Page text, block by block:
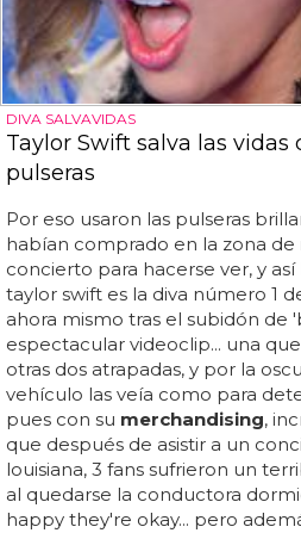
DIVA SALVAVIDAS
Taylor Swift salva las vidas
pulseras
Por eso usaron las pulseras
habían comprado en la zona de
concierto para hacerse ver, y así
taylor swift es la diva número 1
ahora mismo tras el subidón de
espectacular videoclip... una
otras dos atrapadas, y por la
vehículo las veía como para
pues con su merchandising,
que después de asistir a un
louisiana, 3 fans sufrieron un
al quedarse la conductora
happy they're okay... pero